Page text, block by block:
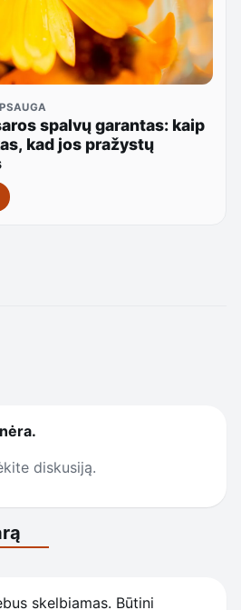
spalvų garantas: kaip
kad jos pražystų
diskusiją.
skelbiamas. Būtini